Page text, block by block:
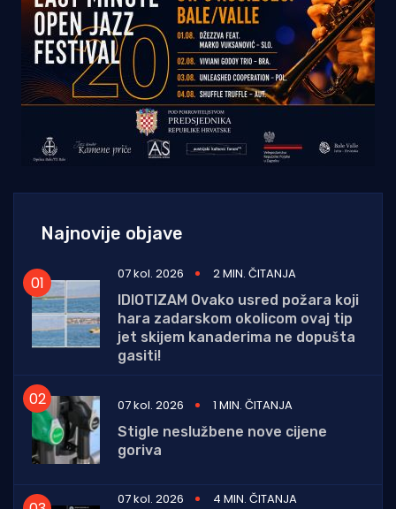
Najnovije objave
07 kol. 2026
2 MIN. ČITANJA
IDIOTIZAM Ovako usred požara koji
hara zadarskom okolicom ovaj tip
jet skijem kanaderima ne dopušta
gasiti!
07 kol. 2026
1 MIN. ČITANJA
Stigle neslužbene nove cijene
goriva
07 kol. 2026
4 MIN. ČITANJA